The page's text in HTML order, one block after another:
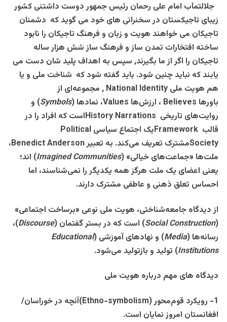
جلالتمآب امام علی رحمان رئیس جمهور دوست داشتنی کشور
زیبای تاجیکستان در سخنرانی های خود می گوید که دشمنان
تاجیکان می خواهند هویت و زبان و فرهنگ تاجیکان را نابود
ساخته افتخارات تمدن ساز و فرهنگ ساز شش هزار ساله
تاجیکان را اگر از ما بگیرند, سپس به اهداف پلید شان دست می
یابند که نباید چنین شود. باید گفته شود که شناخت ملی و یا
هم هویت ملی
, مجموعه‌ای از
باورها Believes ، ارزش‌ها ، نمادها (
Symbols
) و
روایت‌های تاریخی
است که افراد را در
قالب
یک اجتماع سیاسی Political
Societyمشترک تعریف می‌کند. به تعبیرBenedict Anderson،
ملت‌ها «جماعت‌های خیالی» (
Imagined Communities
) اند؛
یعنی اعضای یک ملت هرگز همه یکدیگر را نمی‌شناسند، اما
احساس تعلق ذهنی و عاطفی مشترک دارند.
از دیدگاه جامعه‌شناختی، هویت ملی نوعی «برساخت اجتماعی»
(
Social Construction
) است که در بستر گفتمان (
Discourse
)،
رسانه‌ها (
Media
) و نهادهای آموزشی (
Educational
Institutions
) تولید و بازتولید می‌شود.
دیدگاه ‌های مهم درباره هویت ملی
1- رویکرد قوم‌محور
(Ethno-symbolism)
آنچه در خوراسان/
افغانستان امروز نمایان است.